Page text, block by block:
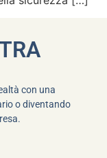
con una
o diventando